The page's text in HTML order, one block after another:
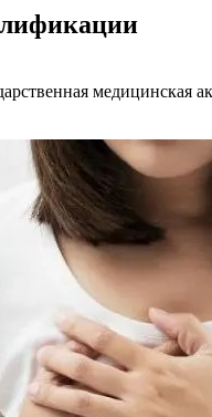
медицинская